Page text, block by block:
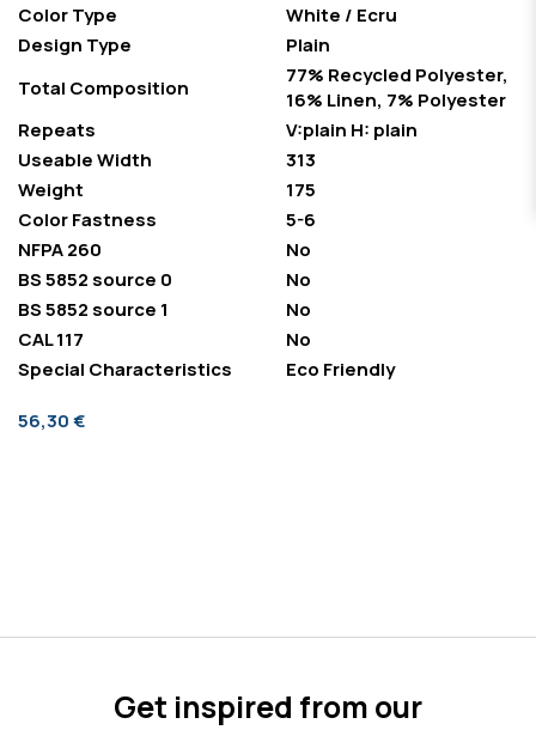
Color Type
White / Ecru
Design Type
Plain
Total Composition
77% Recycled Polyester,
16% Linen, 7% Polyester
Repeats
V:plain H: plain
Useable Width
313
Weight
175
Color Fastness
5-6
NFPA 260
No
BS 5852 source 0
No
BS 5852 source 1
No
CAL 117
No
Special Characteristics
Eco Friendly
56,30 €
Get inspired from our